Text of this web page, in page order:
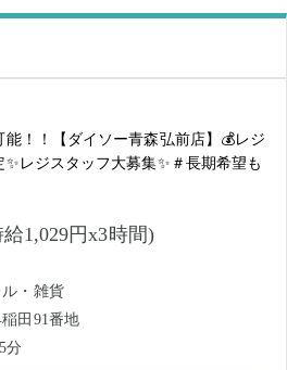
方 ・清潔感の
・指示やお願いに素直に行動できる方
能！！【ダイソー青森弘前店】💰レジ
✨レジスタッフ大募集✨＃長期希望も
1,029円x3時間)
・雑貨
田91番地
分